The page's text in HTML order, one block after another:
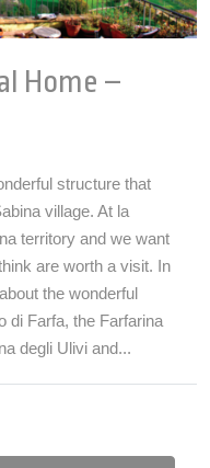
Home –
structure that
village. At la
territory and we want
are worth a visit. In
the wonderful
di Farfa, the Farfarina
degli Ulivi and...